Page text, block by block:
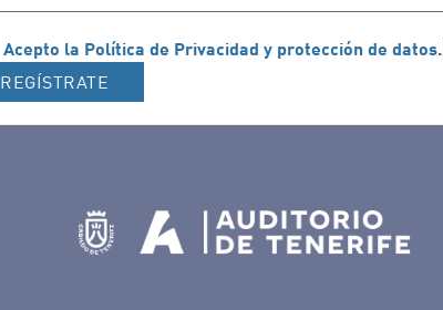
Acepto la Política de Privacidad y protección de datos.
REGÍSTRATE